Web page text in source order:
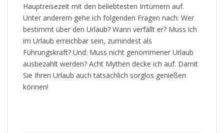
Hauptreisezeit mit den beliebtesten Irrtümern auf.
Unter anderem gehe ich folgenden Fragen nach: Wer
bestimmt über den Urlaub? Wann verfällt er? Muss ich
im Urlaub erreichbar sein, zumindest als
Führungskraft? Und: Muss nicht genommener Urlaub
ausbezahlt werden? Acht Mythen decke ich auf. Damit
Sie Ihren Urlaub auch tatsächlich sorglos genießen
können!